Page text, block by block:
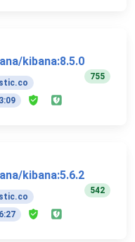
kibana:8.5.0
755
kibana:5.6.2
542